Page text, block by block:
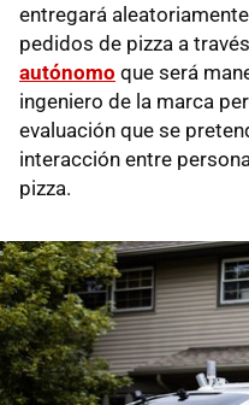
entregará
pedidos de pizza a
autónomo que será
ingeniero de la marca
evaluación que se
interacción entre
pizza.